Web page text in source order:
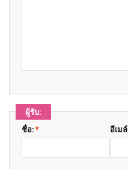
ผู้รับ:
*
ชื่อ: อีเม